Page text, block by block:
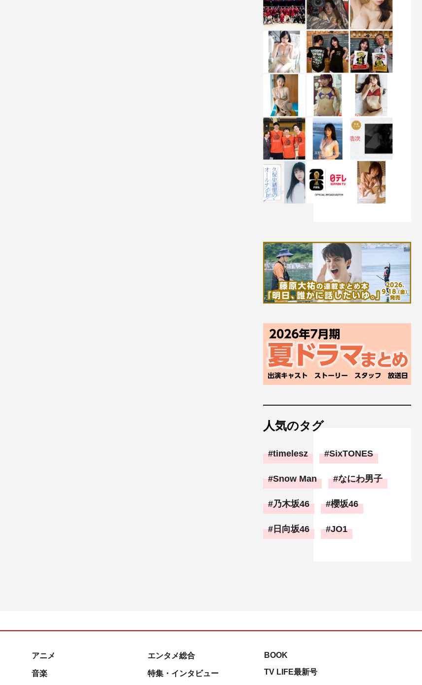
人気のタグ
timelesz SixTONES
Snow Man なにわ男子
乃木坂46 櫻坂46
日向坂46 JO1
アニメ
音楽
エンタメ総合
特集・インタビュー
BOOK
TV LIFE最新号